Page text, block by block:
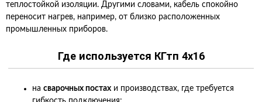
теплостойкой изоляции. Другими словами, кабель спокойно
переносит нагрев, например, от близко расположенных
промышленных приборов.
Где используется КГтп 4х16
на сварочных постах и производствах, где требуется